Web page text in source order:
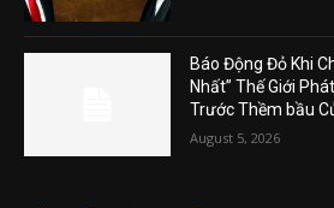
Báo Động Đỏ Khi
Nhất” Thế Giới
Trước Thềm bầu
August 5, 2026